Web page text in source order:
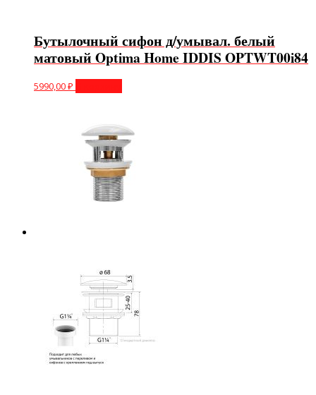
Бутылочный сифон д/умывал. белый
матовый Optima Home IDDIS OPTWT00i84
5990,00₽